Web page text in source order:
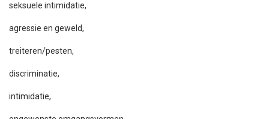
seksuele intimidatie,
agressie en geweld,
treiteren/pesten,
discriminatie,
intimidatie,